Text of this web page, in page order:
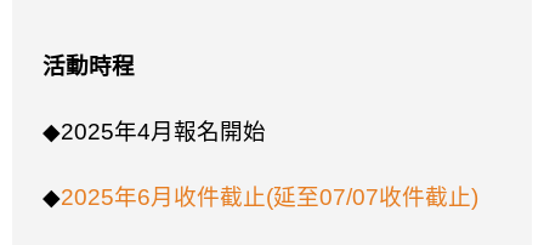
活動時程
◆2025年4月報名開始
◆2025年6月收件截止(延至07/07收件截止)